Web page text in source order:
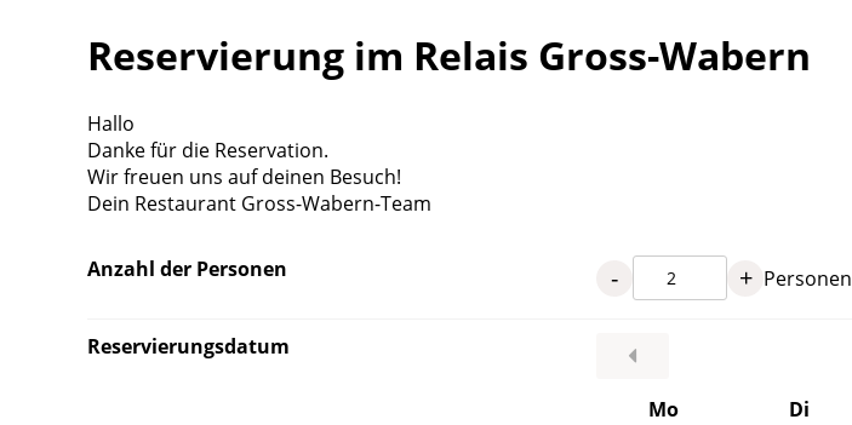
Reservierung im Relais Gross-Wabern
Hallo
Danke für die Reservation.
Wir freuen uns auf deinen Besuch!
Dein Restaurant Gross-Wabern-Team
Anzahl der Personen - + Personen
Reservierungsdatum
Mo
Di